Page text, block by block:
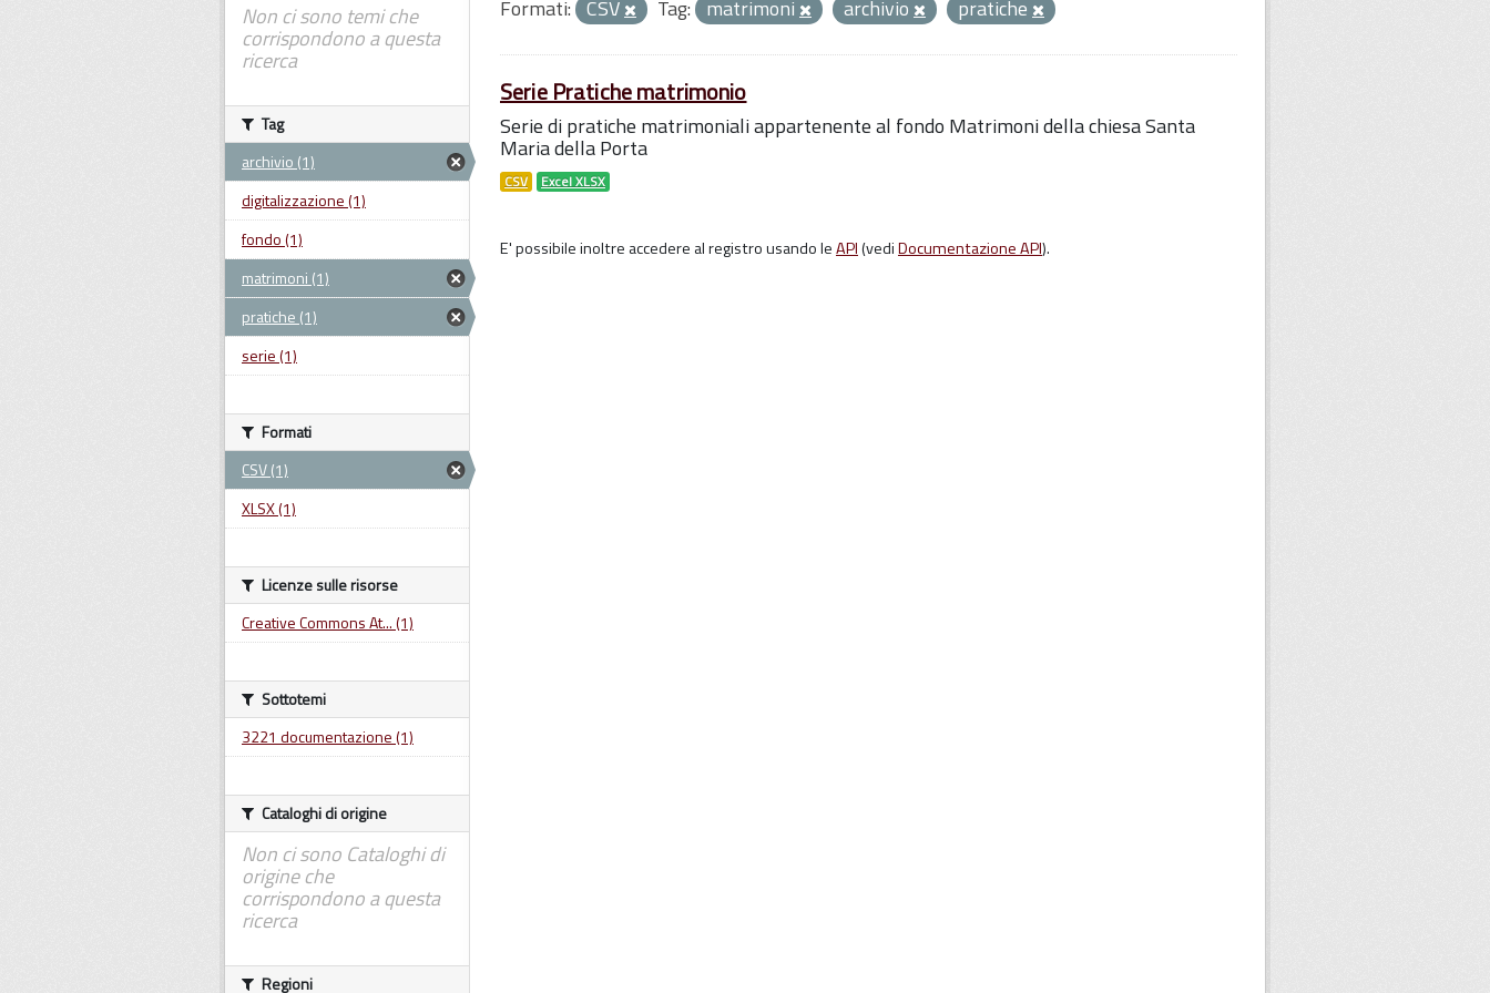
Formati: CSV Tag: matrimoni archivio pratiche
Serie Pratiche matrimonio
Serie di pratiche matrimoniali appartenente al fondo Matrimoni della chiesa Santa
Maria della Porta
CSV Excel XLSX
E' possibile inoltre accedere al registro usando leAPI(vediDocumentazione API).
Non ci sono temi che
corrispondono a questa
ricerca
Tag
archivio (1)
digitalizzazione (1)
fondo (1)
matrimoni (1)
pratiche (1)
serie (1)
Formati
CSV (1)
XLSX (1)
Licenze sulle risorse
Creative Commons At... (1)
Sottotemi
3221 documentazione (1)
Cataloghi di origine
Non ci sono Cataloghi di
origine che
corrispondono a questa
ricerca
Regioni